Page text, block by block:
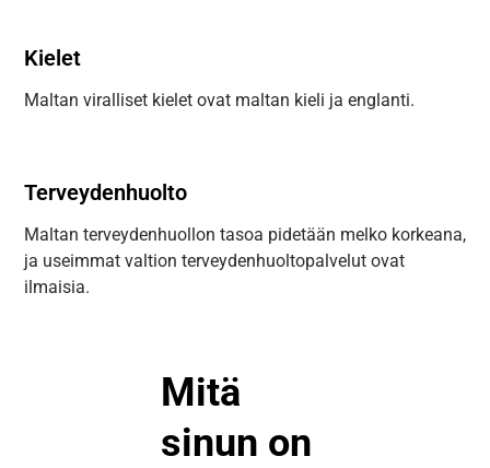
Kielet
Maltan viralliset kielet ovat maltan kieli ja englanti.
Terveydenhuolto
Maltan terveydenhuollon tasoa pidetään melko korkeana,
ja useimmat valtion terveydenhuoltopalvelut ovat
ilmaisia.
Mitä
sinun on